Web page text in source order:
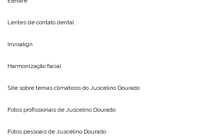
Lentes de contato dental
Invisalign
Harmonização facial
Site sobre temas climáticos do Juscelino Dourado
Fotos profissionais de Juscelino Dourado
Fotos pessoais de Juscelino Dourado